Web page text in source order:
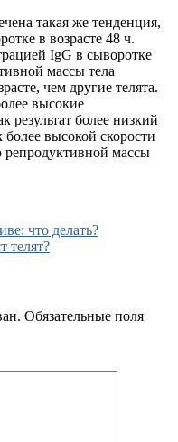
такая же тенденция,
в возрасте 48 ч.
IgG в сыворотке
массы тела
чем другие телята.
высокие
результат более низкий
более высокой скорости
репродуктивной массы
что делать?
телят?
Обязательные поля